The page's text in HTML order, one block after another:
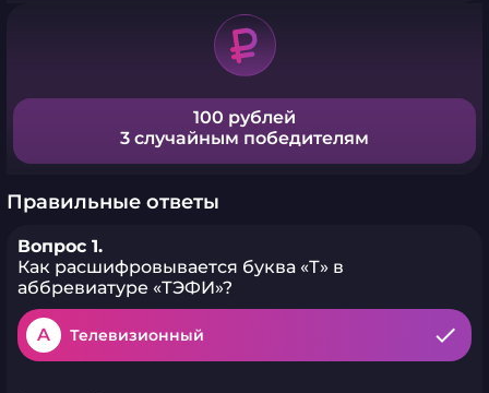
100 рублей
3 случайным победителям
Правильные ответы
Вопрос 1.
Как расшифровывается буква «Т» в
аббревиатуре «ТЭФИ»?
A Телевизионный